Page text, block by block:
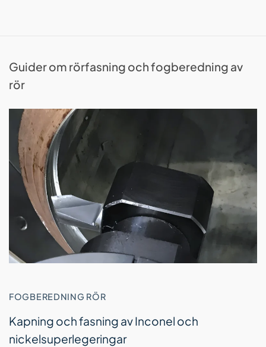
Guider om rörfasning och fogberedning av
rör
FOGBEREDNING RÖR
Kapning och fasning av Inconel och
nickelsuperlegeringar